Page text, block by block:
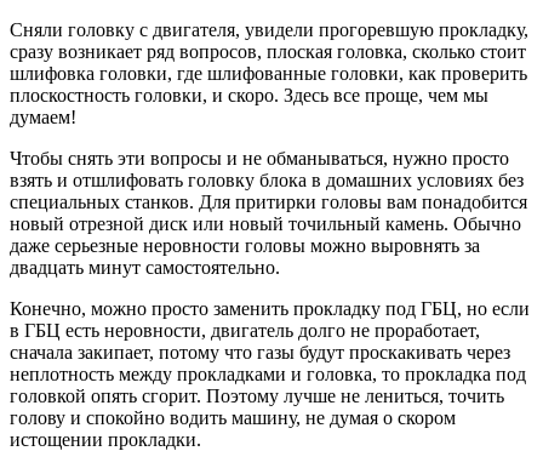
Сняли головку с двигателя, увидели прогоревшую прокладку,
сразу возникает ряд вопросов, плоская головка, сколько стоит
шлифовка головки, где шлифованные головки, как проверить
плоскостность головки, и скоро. Здесь все проще, чем мы
думаем!
Чтобы снять эти вопросы и не обманываться, нужно просто
взять и отшлифовать головку блока в домашних условиях без
специальных станков. Для притирки головы вам понадобится
новый отрезной диск или новый точильный камень. Обычно
даже серьезные неровности головы можно выровнять за
двадцать минут самостоятельно.
Конечно, можно просто заменить прокладку под ГБЦ, но если
в ГБЦ есть неровности, двигатель долго не проработает,
сначала закипает, потому что газы будут проскакивать через
неплотность между прокладками и головка, то прокладка под
головкой опять сгорит. Поэтому лучше не лениться, точить
голову и спокойно водить машину, не думая о скором
истощении прокладки.